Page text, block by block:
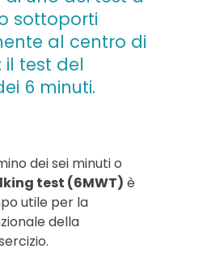
sottoporti
al centro di
il test del
6 minuti.
dei sei minuti o
test (6MWT) è
utile per la
della